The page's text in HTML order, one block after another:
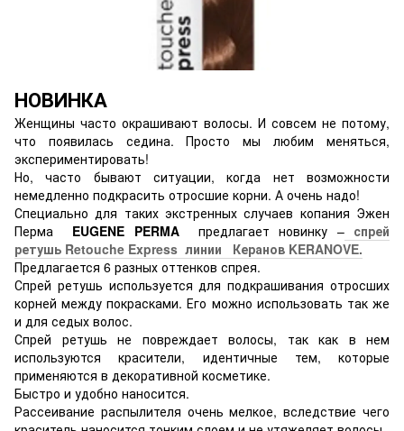
НОВИНКА
Женщины часто окрашивают волосы. И совсем не потому,
что появилась седина. Просто мы любим меняться,
экспериментировать!
Но, часто бывают ситуации, когда нет возможности
немедленно подкрасить отросшие корни. А очень надо!
Специально для таких экстренных случаев копания Эжен
Перма
EUGENE PERMAпредлагает новинку – спрей
ретушь Retouche Express линии Керанов KERANOVE.
Предлагается 6 разных оттенков спрея.
Спрей ретушь используется для подкрашивания отросших
корней между покрасками. Его можно использовать так же
и для седых волос.
Спрей ретушь не повреждает волосы, так как в нем
используются красители, идентичные тем, которые
применяются в декоративной косметике.
Быстро и удобно наносится.
Рассеивание распылителя очень мелкое, вследствие чего